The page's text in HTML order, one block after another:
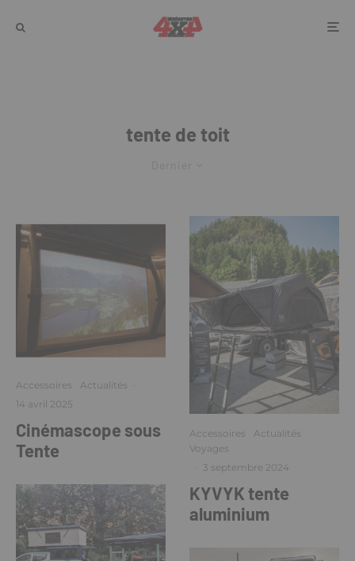
tente de toit
Accessoires Actualités ·
14 avril 2025
Cinémascope sous
Tente
Accessoires
Actualités
Voyages
· 3 septembre 2024
KYVYK tente
aluminium